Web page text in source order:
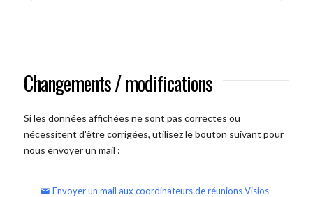
Changements / modifications
Si les données affichées ne sont pas correctes ou
nécessitent d'être corrigées, utilisez le bouton suivant pour
nous envoyer un mail :
Envoyer un mail aux coordinateurs de réunions Visios